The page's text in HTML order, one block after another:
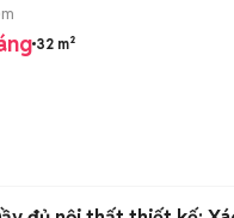
32 m²